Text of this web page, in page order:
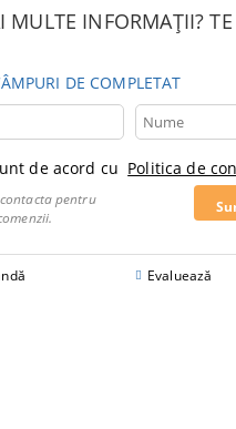
MULTE INFORMAȚII?
DE COMPLETAT
de acord cu Politica de
pentru
Evaluează